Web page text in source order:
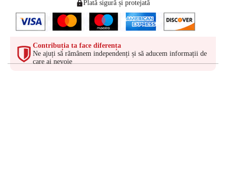
Plată sigură și protejată
Contribuția ta face diferența
Ne ajuți să rămânem independenți și să aducem informații de
care ai nevoie